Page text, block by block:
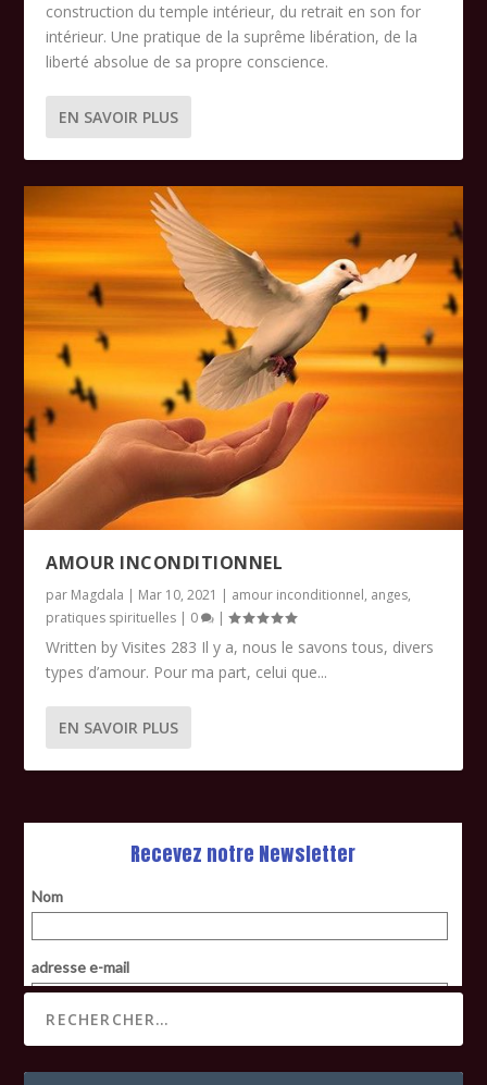
construction du temple intérieur, du retrait en son for
intérieur. Une pratique de la suprême libération, de la
liberté absolue de sa propre conscience.
EN SAVOIR PLUS
AMOUR INCONDITIONNEL
par Magdala | Mar 10, 2021 | amour inconditionnel, anges,
pratiques spirituelles | 0 |
Written by Visites 283 Il y a, nous le savons tous, divers
types d’amour. Pour ma part, celui que...
EN SAVOIR PLUS